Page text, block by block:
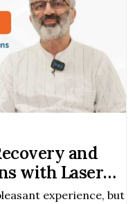
and
with Laser
experience, but